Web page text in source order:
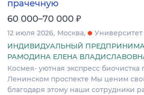
прачечную
60 000–70 000 ₽
12 июля 2026 Москва
Университет
ИНДИВИДУАЛЬНЫЙ
РАМОДИНА ЕЛЕНА
Космея- уютная экспресс биочистка
Ленинском проспекте Мы ценим
благодаря этому наши сотрудники